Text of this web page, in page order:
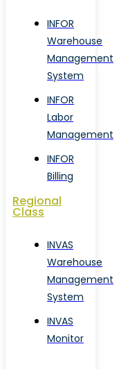
INFOR
Warehouse
Management
System
INFOR
Labor
Management
INFOR
Billing
Regional
Class
INVAS
Warehouse
Management
System
INVAS
Monitor